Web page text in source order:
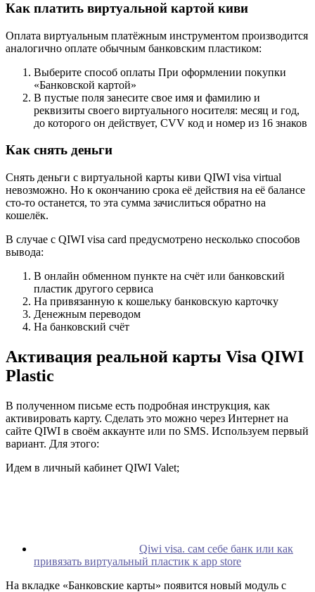
Как платить виртуальной картой киви
Оплата виртуальным платёжным инструментом производится
аналогично оплате обычным банковским пластиком:
Выберите способ оплаты При оформлении покупки
«Банковской картой»
В пустые поля занесите свое имя и фамилию и
реквизиты своего виртуального носителя: месяц и год,
до которого он действует, CVV код и номер из 16 знаков
Как снять деньги
Снять деньги с виртуальной карты киви QIWI visa virtual
невозможно. Но к окончанию срока её действия на её балансе
сто-то останется, то эта сумма зачислиться обратно на
кошелёк.
В случае с QIWI visa card предусмотрено несколько способов
вывода:
В онлайн обменном пункте на счёт или банковский
пластик другого сервиса
На привязанную к кошельку банковскую карточку
Денежным переводом
На банковский счёт
Активация реальной карты Visa QIWI
Plastic
В полученном письме есть подробная инструкция, как
активировать карту. Сделать это можно через Интернет на
сайте QIWI в своём аккаунте или по SMS. Используем первый
вариант. Для этого:
Идем в личный кабинет QIWI Valet;
Qiwi visa. сам себе банк или как
привязать виртуальный пластик к app store
На вкладке «Банковские карты» появится новый модуль с